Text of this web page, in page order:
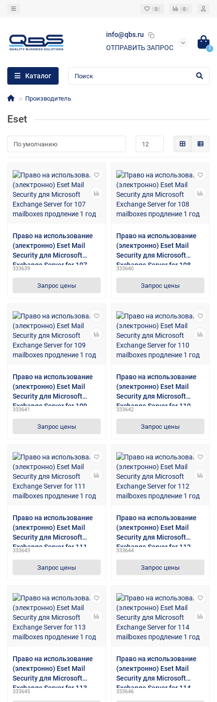
0 0
info@qbs.ru
ОТПРАВИТЬ ЗАПРОС
0
Каталог
Производитель
Eset
Право на использование
(электронно) Eset Mail
Security для Microsoft
Exchange Server for 107
333639
Запрос цены
Право на использование
(электронно) Eset Mail
Security для Microsoft
Exchange Server for 108
333640
Запрос цены
Право на использование
(электронно) Eset Mail
Security для Microsoft
Exchange Server for 109
333641
Запрос цены
Право на использование
(электронно) Eset Mail
Security для Microsoft
Exchange Server for 110
333642
Запрос цены
Право на использование
(электронно) Eset Mail
Security для Microsoft
Exchange Server for 111
333643
Запрос цены
Право на использование
(электронно) Eset Mail
Security для Microsoft
Exchange Server for 112
333644
Запрос цены
Право на использование
(электронно) Eset Mail
Security для Microsoft
Exchange Server for 113
333645
Право на использование
(электронно) Eset Mail
Security для Microsoft
Exchange Server for 114
333646